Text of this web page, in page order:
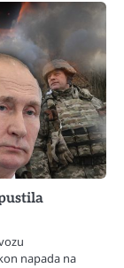
napada na